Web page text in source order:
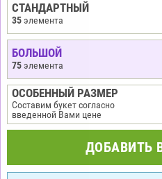
СТАНДАРТНЫЙ
35 элемента
БОЛЬШОЙ
75 элемента
ОСОБЕННЫЙ РАЗМЕР
Составим букет согласно
введенной Вами цене
ДОБАВИТЬ